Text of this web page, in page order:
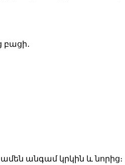
բացի․
անգամ կրկին և նորից։